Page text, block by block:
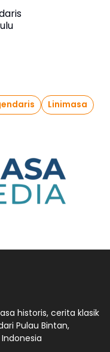
Linimasa
historis, cerita klasik
Pulau Bintan,